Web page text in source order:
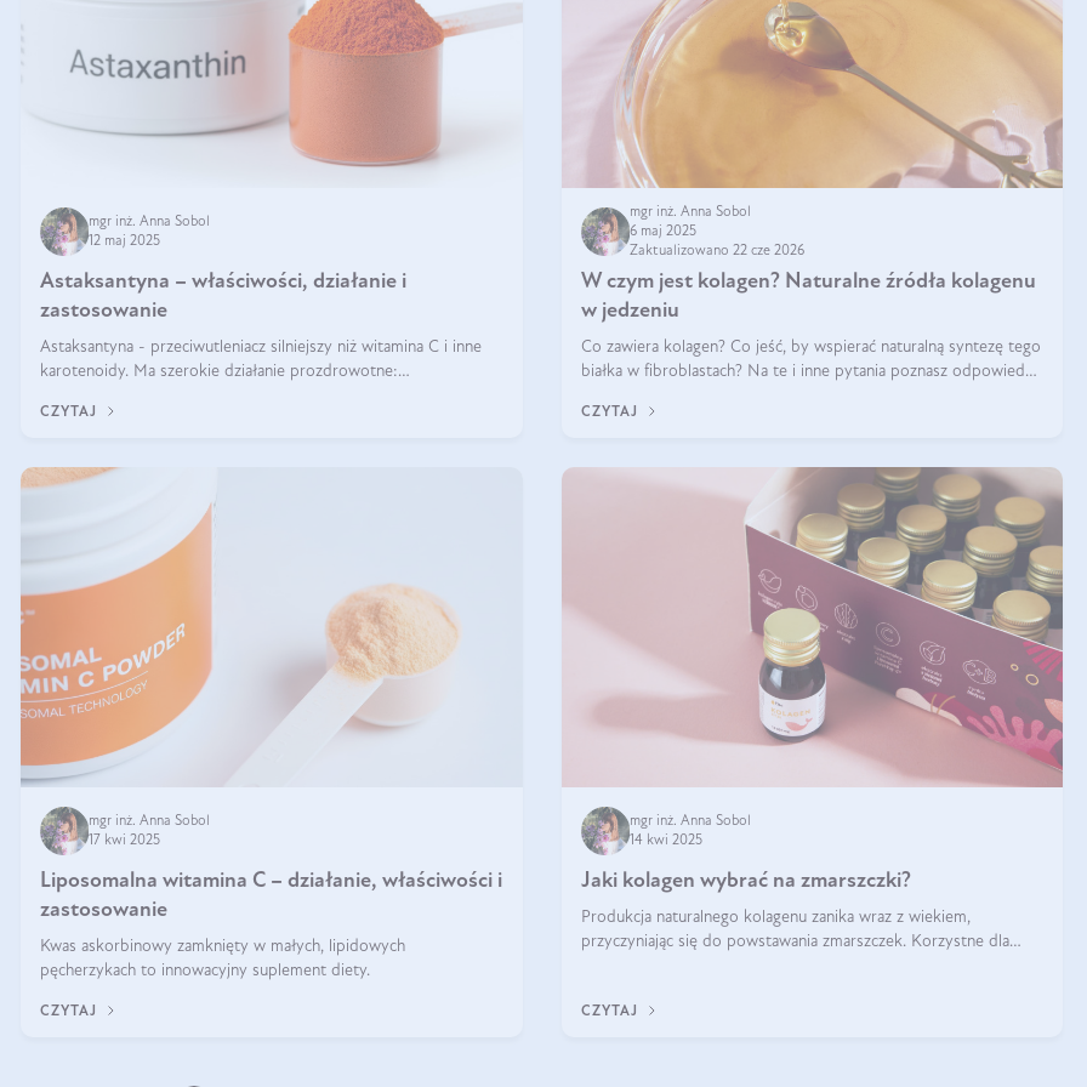
mgr inż. Anna Sobol
12 maj 2025
Astaksantyna – właściwości, działanie i
zastosowanie
Astaksantyna - przeciwutleniacz silniejszy niż witamina C i inne
karotenoidy. Ma szerokie działanie prozdrowotne:
CZYTAJ
mgr inż. Anna Sobol
6 maj 2025
Zaktualizowano 22 cze 2026
W czym jest kolagen? Naturalne źródła kolagenu
w jedzeniu
Co zawiera kolagen? Co jeść, by wspierać naturalną syntezę tego
białka w fibroblastach? Na te i inne pytania poznasz odpowiedź
CZYTAJ
mgr inż. Anna Sobol
17 kwi 2025
Liposomalna witamina C – działanie, właściwości i
zastosowanie
Kwas askorbinowy zamknięty w małych, lipidowych
pęcherzykach to innowacyjny suplement diety.
CZYTAJ
mgr inż. Anna Sobol
14 kwi 2025
Jaki kolagen wybrać na zmarszczki?
Produkcja naturalnego kolagenu zanika wraz z wiekiem,
przyczyniając się do powstawania zmarszczek. Korzystne dla
CZYTAJ